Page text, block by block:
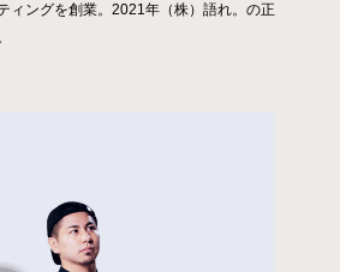
ィングを創業。2021年（株）語れ。の正